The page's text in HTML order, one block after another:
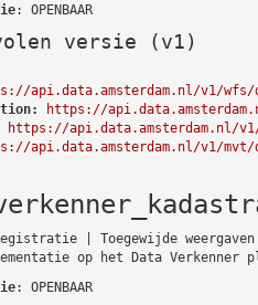
: OPENBAAR
versie (v1)
api.data.amsterdam.nl/v1/wfs/
https://
https://api.data.amsterdam.nl/v1/
api.data.amsterdam.nl/v1/mvt/
| Toegewijde
op het Data Verkenner
: OPENBAAR